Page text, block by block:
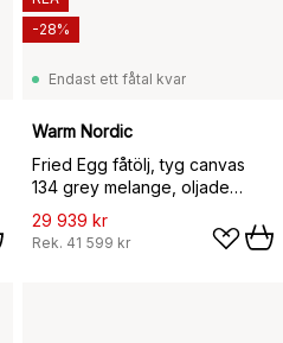
Endast ett fåtal kvar
Warm Nordic
Fried Egg fåtölj, tyg canvas
134 grey melange, oljade
teakben
29 939 kr
Rek. 41 599 kr
-28%